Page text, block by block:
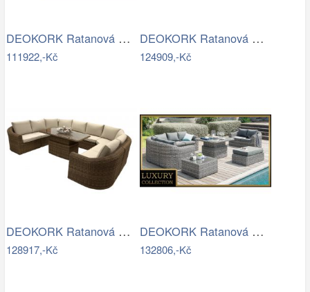
DEOKORK Ratanová modulová sestava…
111922,-Kč
DEOKORK Ratanová modulová sestava…
124909,-Kč
DEOKORK Ratanová modulová jídelní…
128917,-Kč
DEOKORK Ratanová modulová sestava…
132806,-Kč